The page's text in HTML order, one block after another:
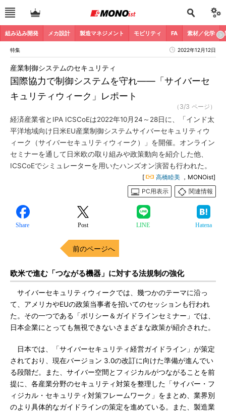
組み込み開発 メカ設計 製造マネジメント モビリティ FA 素材／化学
特集 2022年12月12日
国際協力で制御システムを守れ――「サイバーセ
キュリティウィーク」レポート
産業制御システムのセキュリティ
（3/3 ページ）
経済産業省とIPA ICSCoEは2022年10月24～28日に、「インド太
平洋地域向け日米EU産業制御システムサイバーセキュリティウ
ィーク（サイバーセキュリティウィーク）」を開催。オンライン
セミナーを通して日米欧の取り組みや政策動向を紹介した他、
ICSCoEでシミュレーターを用いたハンズオン演習も行われた。
[ 高橋睦美 ，MONOist]
PC用表示
関連情報
Share Post LINE Hatena
前のページへ
欧米で進む「つながる機器」に対する法規制の強化
サイバーセキュリティウィークでは、幾つかのテーマに沿っ
て、アメリカやEUの政策当事者を招いてのセッションも行われ
た。その一つである「ポリシー＆ガイドラインセミナー」では、
日本企業にとっても無視できないさまざまな政策が紹介された。
日本では、「サイバーセキュリティ経営ガイドライン」が策定
されており、現在バージョン 3.0の改訂に向けた準備が進んでい
る段階だ。また、サイバー空間とフィジカルがつながることを前
提に、各産業分野のセキュリティ対策を整理した「サイバー・フ
ィジカル・セキュリティ対策フレームワーク」をまとめ、業界別
のより具体的なガイドラインの策定を進めている。また、製造業